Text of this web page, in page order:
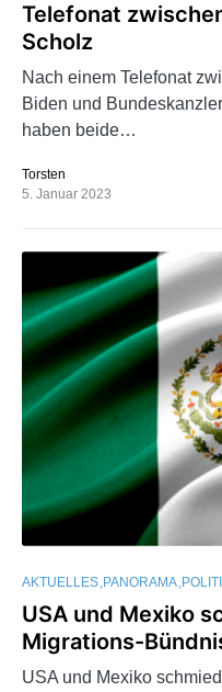
Telefonat
Scholz
Nach einem Telefonat
Biden und
haben beide…
Torsten
5. Januar 2023
AKTUELLES PANORAMA
USA und Mexiko
Migrations-
USA und Mexiko